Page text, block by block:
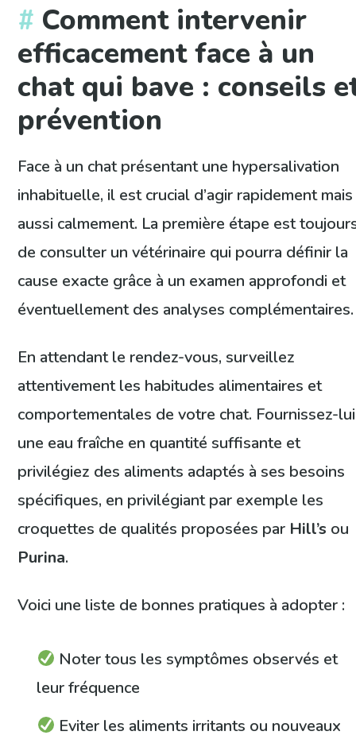
Comment intervenir
efficacement face à un
chat qui bave : conseils
prévention
Face à un chat présentant une hypersalivation
inhabituelle, il est crucial d’agir rapidement mais
aussi calmement. La première étape est
de consulter un vétérinaire qui pourra définir la
cause exacte grâce à un examen approfondi et
éventuellement des analyses complémentaires.
En attendant le rendez-vous, surveillez
attentivement les habitudes alimentaires et
comportementales de votre chat. Fournissez-lui
une eau fraîche en quantité suffisante et
privilégiez des aliments adaptés à ses besoins
spécifiques, en privilégiant par exemple les
croquettes de qualités proposées par Hill’s ou
Purina.
Voici une liste de bonnes pratiques à adopter :
Noter tous les symptômes observés et
leur fréquence
Eviter les aliments irritants ou nouveaux